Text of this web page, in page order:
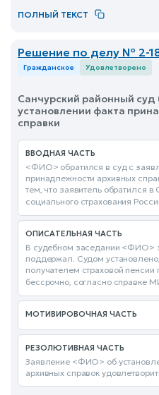
ПОЛНЫЙ ТЕКСТ
Решение по делу № 2-
Гражданское Удовлетворено
Санчурский районный суд
установлении факта
справки
ВВОДНАЯ ЧАСТЬ
<ФИО> обратился в суд с
принадлежности архивных
тем, что заявитель обратился
социального страхования
ОПИСАТЕЛЬНАЯ ЧАСТЬ
В судебном заседании <ФИО>
поддержал. Судом
получателем страховой пенсии
бессрочно, согласно справке
МОТИВИРОВОЧНАЯ ЧАСТЬ
РЕЗОЛЮТИВНАЯ ЧАСТЬ
Заявление <ФИО> об
архивных справок